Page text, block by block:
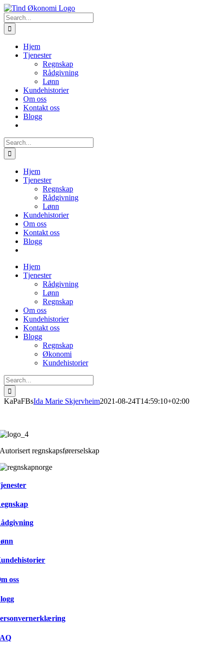
Skip
to
content
Search
for:
Hjem
Tjenester
Regnskap
Rådgivning
Lønn
Kundehistorier
Om oss
Kontakt oss
Blogg
Search
for:
Hjem
Tjenester
Regnskap
Rådgivning
Lønn
Kundehistorier
Om oss
Kontakt oss
Blogg
Hjem
Tjenester
Rådgivning
Lønn
Regnskap
Om oss
Kundehistorier
Kontakt oss
Blogg
Regnskap
Økonomi
Kundehistorier
Search
for:
KaPaFBsIda Marie Skjervheim2021-08-24T14:59:10+02:00
Autorisert regnskapsførerselskap
oss